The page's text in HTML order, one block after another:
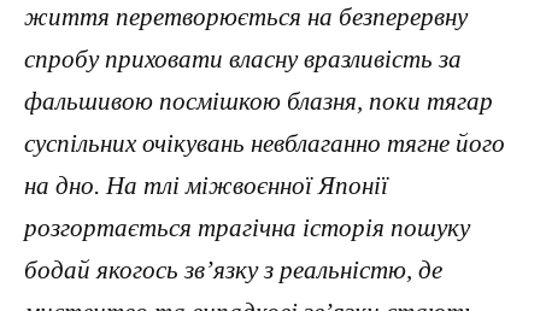
життя перетворюється на безперервну
спробу приховати власну вразливість за
фальшивою посмішкою блазня, поки тягар
суспільних очікувань невблаганно тягне його
на дно. На тлі міжвоєнної Японії
розгортається трагічна історія пошуку
бодай якогось зв’язку з реальністю, де